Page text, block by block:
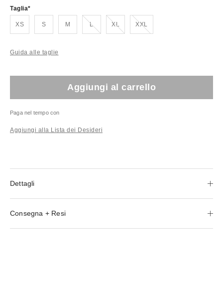
Taglia
XS S M LEsaurito!
XLEsaurito!XXLEsaurito!
Guida alle taglie
Aggiungi al carrello
Paga nel tempo con
Aggiungi alla Lista dei Desideri
Dettagli
Consegna + Resi